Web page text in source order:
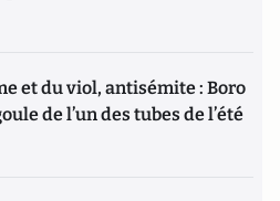
et du viol, antisémite : Boro
de l’un des tubes de l’été